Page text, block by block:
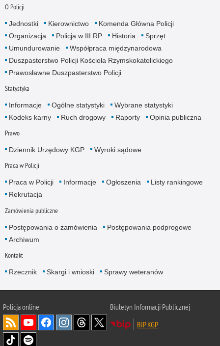
O Policji
Jednostki Kierownictwo
Komenda Główna Policji
Organizacja
Policja w III RP Historia
Sprzęt
Umundurowanie
Współpraca międzynarodowa
Duszpasterstwo Policji Kościoła Rzymskokatolickiego
Prawosławne Duszpasterstwo Policji
Statystyka
Informacje Ogólne statystyki
Wybrane statystyki
Kodeks karny
Ruch drogowy Raporty Opinia publiczna
Prawo
Dziennik Urzędowy KGP Wyroki sądowe
Praca w Policji
Praca w Policji Informacje Ogłoszenia
Listy rankingowe
Rekrutacja
Zamówienia publiczne
Postępowania o zamówienia
Postępowania podprogowe
Archiwum
Kontakt
Rzecznik Skargi i wnioski Sprawy weteranów
Policjaonline
Biuletyn Informacji Publicznej
BIP KGP